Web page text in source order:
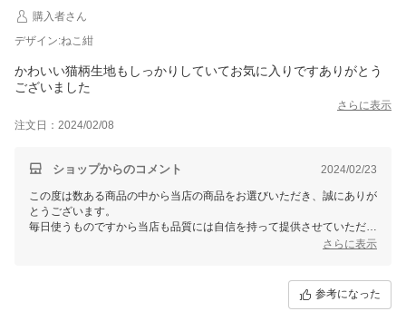
購入者さん
デザイン:ねこ紺
かわいい猫柄生地もしっかりしていてお気に入りですありがとう
ございました
さらに表示
注文日：2024/02/08
ショップからのコメント 2024/02/23
この度は数ある商品の中から当店の商品をお選びいただき、誠にありが
とうございます。
毎日使うものですから当店も品質には自信を持って提供させていただい
さらに表示
参考になった